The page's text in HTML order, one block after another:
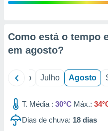
estudos
Como está o tempo
em agosto?
Junho Julho Agosto
T. Média : 30°C Máx.:
Dias de chuva: 18 dias